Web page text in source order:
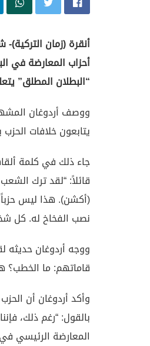
أنقرة (زمان
أحزاب المعارضة في
“البطلان المطلق”
ووصف أردوغان المشهد
يتابعون خلافات
جاء ذلك في كلمة
قائلاً: “لقد ترك
(أكشن). هذا ليس حزباً
نصب الفخاخ له. كل
ووجه أردوغان حديثه
قاماتهم: ما الخطب؟
وأكد أردوغان أن
بالقول: “رغم ذلك،
المعارضة الرئيسي في